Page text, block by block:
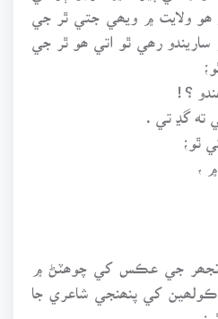
ھو ولايت ۾ ويھي جتي ٿر جي
رھي ٿو اتي ھو ٿر جي
؟ !
ته گڍ تي .
ٿو؛
،
جي عڪس کي چوھٽڻ ۾
کي پنھنجي شاعري جا